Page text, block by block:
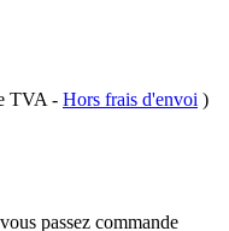
TVA - Hors frais d'envoi )
passez commande